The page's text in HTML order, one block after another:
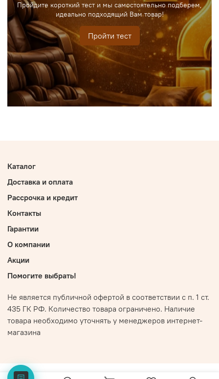
Пройдите короткий тест и мы самостоятельно подберем,
идеально подходящий Вам товар!
Пройти тест
Каталог
Доставка и оплата
Рассрочка и кредит
Контакты
Гарантии
О компании
Акции
Помогите выбрать!
Не является публичной офертой в соответствии с п. 1 ст.
435 ГК РФ. Количество товара ограничено. Наличие
товара необходимо уточнять у менеджеров интернет-
магазина